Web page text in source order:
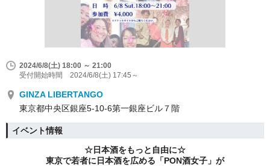
2024/6/8(土) 18:00 ～ 21:00
受付開始時間 2024/6/8(土) 17:45～
GINZA LIBERTANGO
東京都中央区銀座5-10-6第一銀座ビル７階
イベント情報
☆日本酒をもっと自由に☆
東京で若者に日本酒を広める「PON酒女子」が